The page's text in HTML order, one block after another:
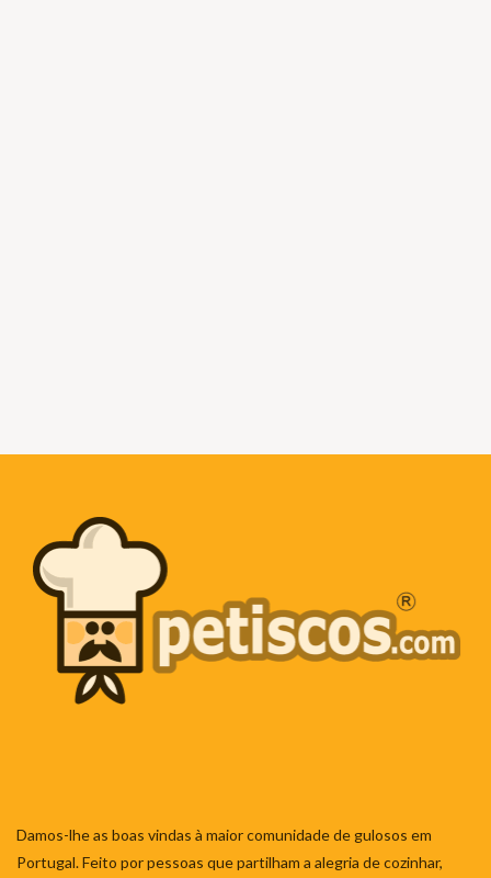
Damos-lhe as boas vindas à maior comunidade de gulosos em
Portugal. Feito por pessoas que partilham a alegria de cozinhar,